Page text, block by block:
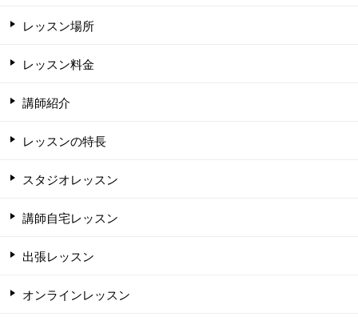
レッスン場所
レッスン料金
講師紹介
レッスンの特長
スタジオレッスン
講師自宅レッスン
出張レッスン
オンラインレッスン